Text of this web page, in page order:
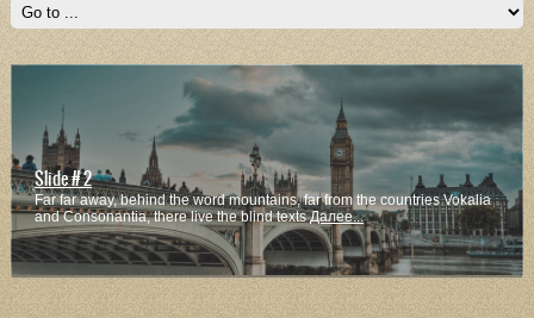
Slide # 2
Far far away, behind the word mountains, far from the countries Vokalia
and Consonantia, there live the blind textsДалее...